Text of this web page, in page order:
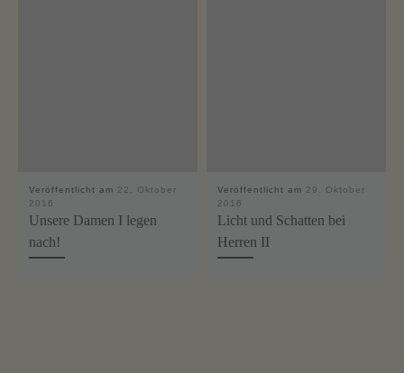
Veröffentlicht am 22. Oktober
2016
Unsere Damen I legen
nach!
Veröffentlicht am 29. Oktober
2016
Licht und Schatten bei
Herren II